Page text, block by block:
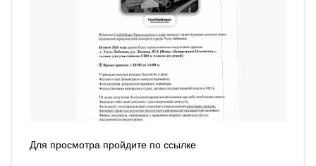
Для просмотра пройдите по ссылке